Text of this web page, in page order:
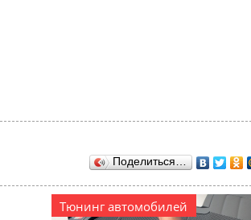
Поделиться…
Тюнинг автомобилей